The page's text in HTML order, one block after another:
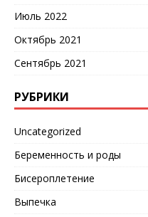
Июль 2022
Октябрь 2021
Сентябрь 2021
РУБРИКИ
Uncategorized
Беременность и роды
Бисероплетение
Выпечка